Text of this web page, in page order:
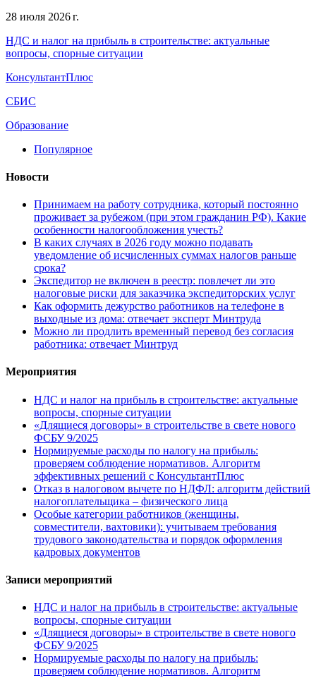
28 июля 2026 г.
НДС и налог на прибыль в строительстве: актуальные
вопросы, спорные ситуации
КонсультантПлюс
СБИС
Образование
Популярное
Новости
Принимаем на работу сотрудника, который постоянно
проживает за рубежом (при этом гражданин РФ). Какие
особенности налогообложения учесть?
В каких случаях в 2026 году можно подавать
уведомление об исчисленных суммах налогов раньше
срока?
Экспедитор не включен в реестр: повлечет ли это
налоговые риски для заказчика экспедиторских услуг
Как оформить дежурство работников на телефоне в
выходные из дома: отвечает эксперт Минтруда
Можно ли продлить временный перевод без согласия
работника: отвечает Минтруд
Мероприятия
НДС и налог на прибыль в строительстве: актуальные
вопросы, спорные ситуации
«Длящиеся договоры» в строительстве в свете нового
ФСБУ 9/2025
Нормируемые расходы по налогу на прибыль:
проверяем соблюдение нормативов. Алгоритм
эффективных решений с КонсультантПлюс
Отказ в налоговом вычете по НДФЛ: алгоритм действий
налогоплательщика – физического лица
Особые категории работников (женщины,
совместители, вахтовики): учитываем требования
трудового законодательства и порядок оформления
кадровых документов
Записи мероприятий
НДС и налог на прибыль в строительстве: актуальные
вопросы, спорные ситуации
«Длящиеся договоры» в строительстве в свете нового
ФСБУ 9/2025
Нормируемые расходы по налогу на прибыль:
проверяем соблюдение нормативов. Алгоритм